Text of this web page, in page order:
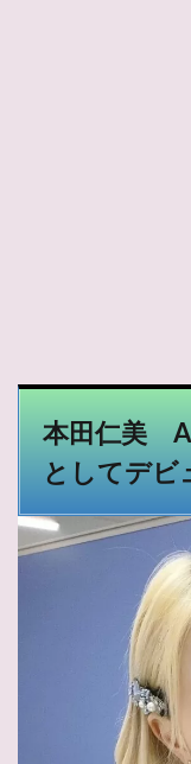
本田仁美
としてデビ